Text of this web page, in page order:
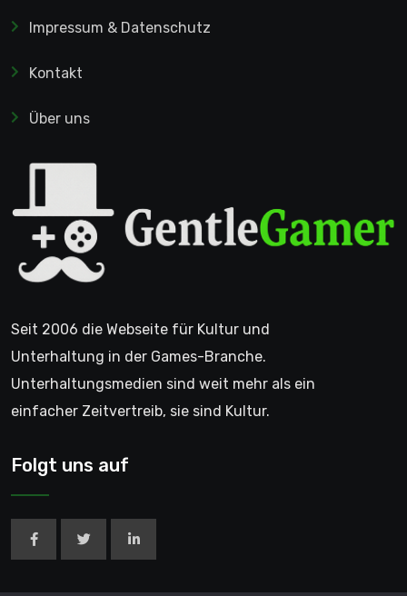
Impressum & Datenschutz
Kontakt
Über uns
Seit 2006 die Webseite für Kultur und
Unterhaltung in der Games-Branche.
Unterhaltungsmedien sind weit mehr als ein
einfacher Zeitvertreib, sie sind Kultur.
Folgt uns auf